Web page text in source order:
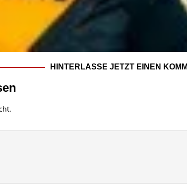
HINTERLASSE JETZT EINEN